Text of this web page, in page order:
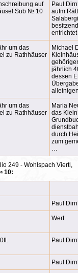
auf
Sub № 10
Paul
aufm
um das
zu Rathhäuser
Michael
jährlich
dessen
um das
zu Rathhäuser
Maria
das
durch
zum
…
249 - Wohlspach Viertl,
10:
Paul
Wert
Paul
Paul